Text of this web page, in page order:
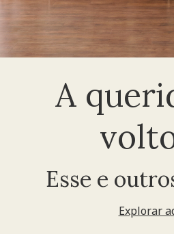
A
Esse e
Explorar